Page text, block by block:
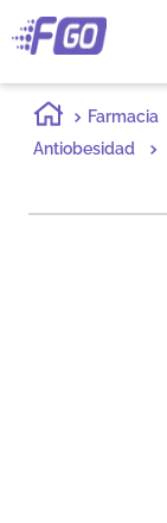
Farmacia
Antiobesidad